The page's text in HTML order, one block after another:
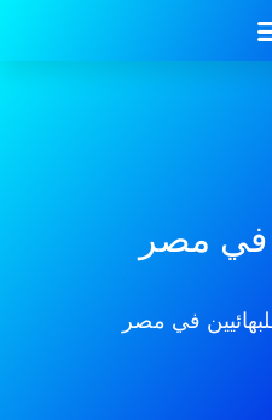
في مصر
في مصر